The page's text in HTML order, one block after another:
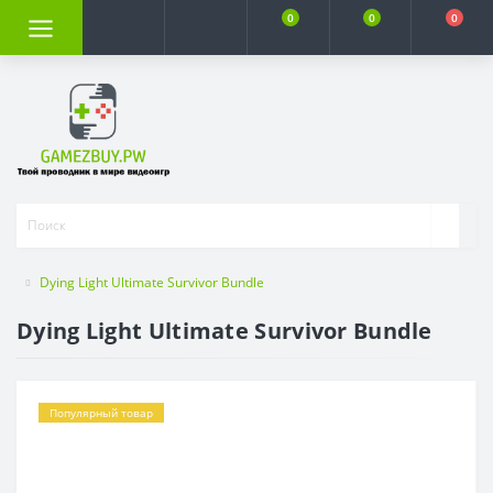
0 0 0
Dying Light Ultimate Survivor Bundle
Dying Light Ultimate Survivor Bundle
Популярный товар